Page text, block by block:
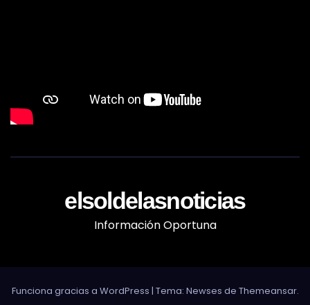
elsoldelasnoticias
Información Oportuna
Funciona gracias a WordPress | Tema: Newses de Themeansar.